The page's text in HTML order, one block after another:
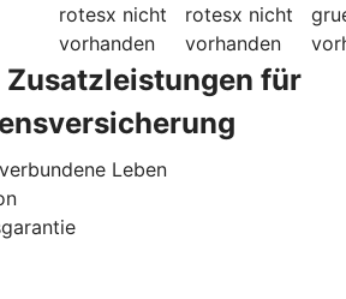
rotesx nicht
vorhanden
rotesx nicht
vorhanden
Zusatzleistungen für
Leben